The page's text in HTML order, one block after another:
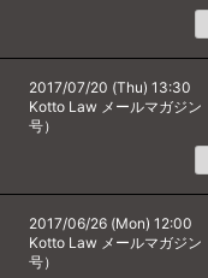
2017/07/20 (Thu) 13:30
Kotto Law メールマガジン
号）
2017/06/26 (Mon) 12:00
Kotto Law メールマガジン
号）